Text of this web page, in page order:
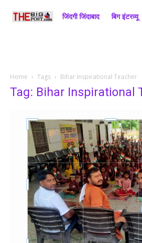
जिंदगी जिंदाबाद बिग इंटरव्यू
Home Tags Bihar Inspirational Teacher
Tag: Bihar Inspirational